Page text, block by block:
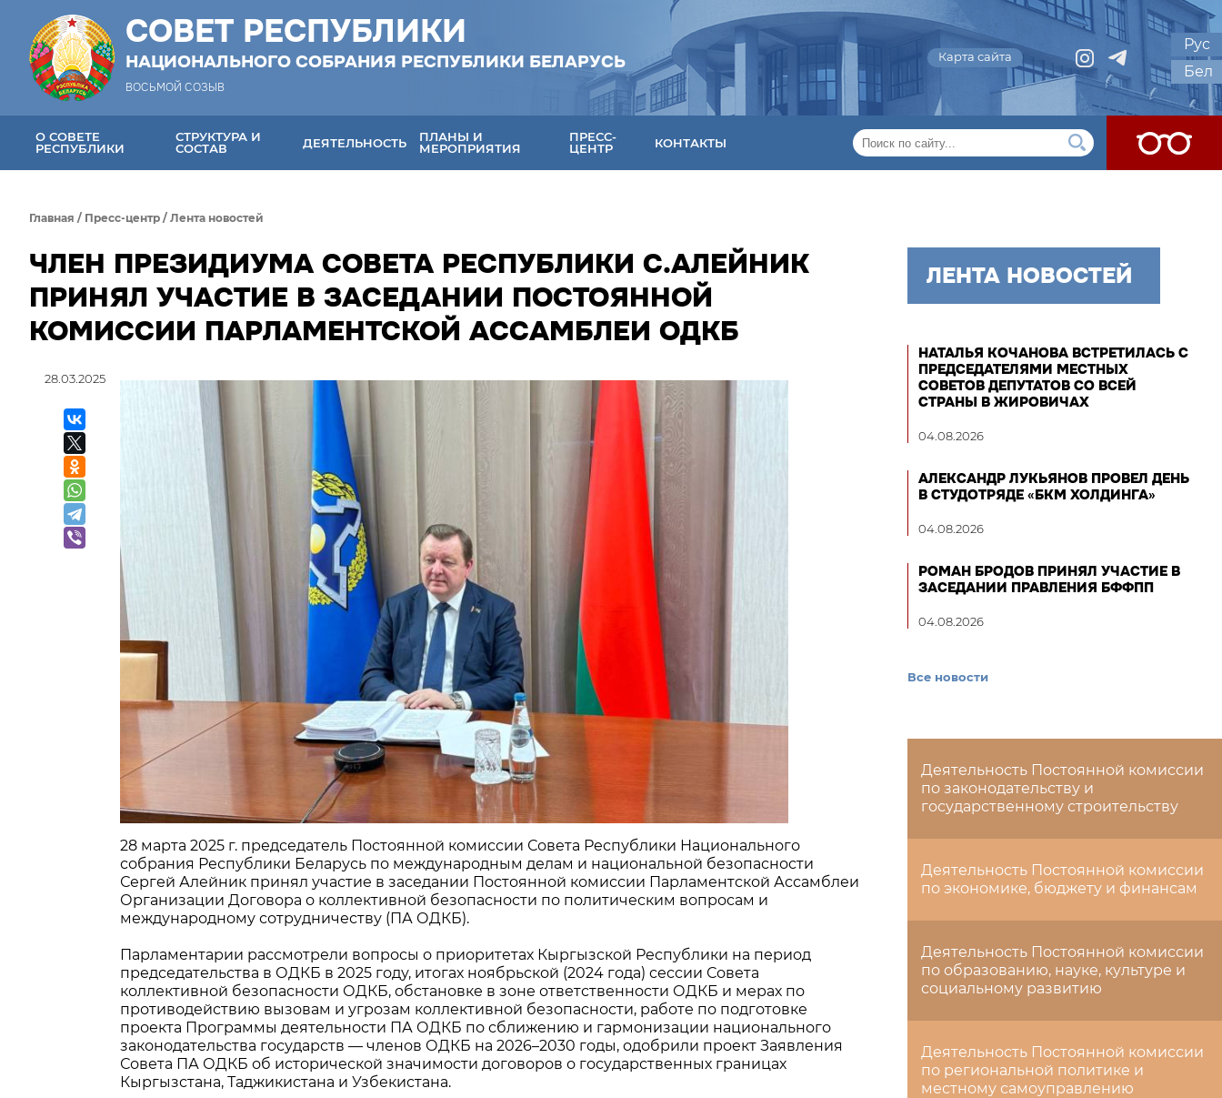
СОВЕТ РЕСПУБЛИКИ
НАЦИОНАЛЬНОГО СОБРАНИЯ РЕСПУБЛИКИ БЕЛАРУСЬ
ВОСЬМОЙ СОЗЫВ
Карта сайта
Рус
Бел
О СОВЕТЕ
РЕСПУБЛИКИ
СТРУКТУРА И
СОСТАВ
ДЕЯТЕЛЬНОСТЬ
ПЛАНЫ И
МЕРОПРИЯТИЯ
ПРЕСС-
ЦЕНТР
КОНТАКТЫ
Главная / Пресс-центр / Лента новостей
ЧЛЕН ПРЕЗИДИУМА СОВЕТА РЕСПУБЛИКИ С.АЛЕЙНИК
ПРИНЯЛ УЧАСТИЕ В ЗАСЕДАНИИ ПОСТОЯННОЙ
КОМИССИИ ПАРЛАМЕНТСКОЙ АССАМБЛЕИ ОДКБ
28.03.2025
28 марта 2025 г. председатель Постоянной комиссии Совета Республики Национального
собрания Республики Беларусь по международным делам и национальной безопасности
Сергей Алейник принял участие в заседании Постоянной комиссии Парламентской Ассамблеи
Организации Договора о коллективной безопасности по политическим вопросам и
международному сотрудничеству (ПА ОДКБ).
Парламентарии рассмотрели вопросы о приоритетах Кыргызской Республики на период
председательства в ОДКБ в 2025 году, итогах ноябрьской (2024 года) сессии Совета
коллективной безопасности ОДКБ, обстановке в зоне ответственности ОДКБ и мерах по
противодействию вызовам и угрозам коллективной безопасности, работе по подготовке
проекта Программы деятельности ПА ОДКБ по сближению и гармонизации национального
законодательства государств — членов ОДКБ на 2026–2030 годы, одобрили проект Заявления
Совета ПА ОДКБ об исторической значимости договоров о государственных границах
Кыргызстана, Таджикистана и Узбекистана.
ЛЕНТА НОВОСТЕЙ
НАТАЛЬЯ КОЧАНОВА ВСТРЕТИЛАСЬ С
ПРЕДСЕДАТЕЛЯМИ МЕСТНЫХ
СОВЕТОВ ДЕПУТАТОВ СО ВСЕЙ
СТРАНЫ В ЖИРОВИЧАХ
04.08.2026
АЛЕКСАНДР ЛУКЬЯНОВ ПРОВЕЛ ДЕНЬ
В СТУДОТРЯДЕ «БКМ ХОЛДИНГА»
04.08.2026
РОМАН БРОДОВ ПРИНЯЛ УЧАСТИЕ В
ЗАСЕДАНИИ ПРАВЛЕНИЯ БФФПП
04.08.2026
Все новости
Деятельность Постоянной комиссии
по законодательству и
государственному строительству
Деятельность Постоянной комиссии
по экономике, бюджету и финансам
Деятельность Постоянной комиссии
по образованию, науке, культуре и
социальному развитию
Деятельность Постоянной комиссии
по региональной политике и
местному самоуправлению